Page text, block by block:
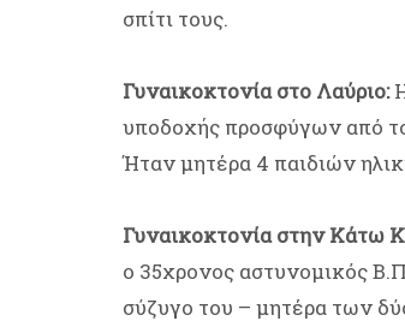
σπίτι τους.
Γυναικοκτονία στο Λαύριο:
υποδοχής προσφύγων από
Ήταν μητέρα 4 παιδιών
Γυναικοκτονία στην Κάτω
ο 35χρονος αστυνομικός
σύζυγο του – μητέρα των